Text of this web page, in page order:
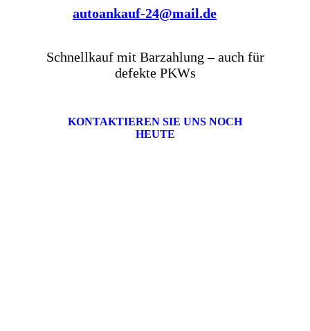
autoankauf-24@mail.de
Schnellkauf mit Barzahlung – auch für
defekte PKWs
KONTAKTIEREN SIE UNS NOCH
HEUTE